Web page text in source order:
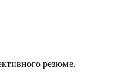
резюме.